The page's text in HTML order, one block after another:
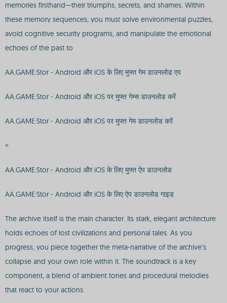
memories firsthand—their triumphs, secrets, and shames. Within
these memory sequences, you must solve environmental puzzles,
avoid cognitive security programs, and manipulate the emotional
echoes of the past to
AA.GAME:Stor - Android और iOS के लिए मुफ्त गेम डाउनलोड एप
AA.GAME:Stor - Android और iOS पर मुफ्त गेम्स डाउनलोड करें
AA.GAME:Stor - Android और iOS पर मुफ्त गेम डाउनलोड करें
<
AA.GAME:Stor - Android और iOS के लिए मुफ्त ऐप डाउनलोड
AA.GAME:Stor - Android और iOS के लिए ऐप डाउनलोड गाइड
The archive itself is the main character. Its stark, elegant architecture
holds echoes of lost civilizations and personal tales. As you
progress, you piece together the meta-narrative of the archive’s
collapse and your own role within it. The soundtrack is a key
component, a blend of ambient tones and procedural melodies
that react to your actions.